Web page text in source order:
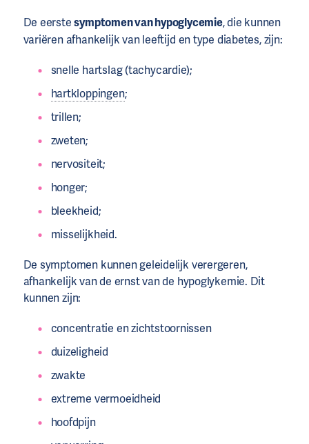
De eerstesymptomen van hypoglycemie, die kunnen
variëren afhankelijk van leeftijd en type diabetes, zijn:
snelle hartslag (tachycardie);
hartkloppingen;
trillen;
zweten;
nervositeit;
honger;
bleekheid;
misselijkheid.
De symptomen kunnen geleidelijk verergeren,
afhankelijk van de ernst van de hypoglykemie. Dit
kunnen zijn:
concentratie en zichtstoornissen
duizeligheid
zwakte
extreme vermoeidheid
hoofdpijn